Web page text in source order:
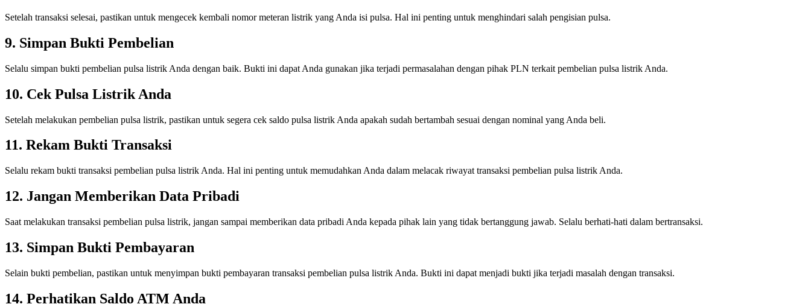
Setelah transaksi selesai, pastikan untuk mengecek kembali nomor meteran listrik yang Anda isi pulsa. Hal ini penting untuk menghindari salah pengisian pulsa.
9. Simpan Bukti Pembelian
Selalu simpan bukti pembelian pulsa listrik Anda dengan baik. Bukti ini dapat Anda gunakan jika terjadi permasalahan dengan pihak PLN terkait pembelian pulsa listrik Anda.
10. Cek Pulsa Listrik Anda
Setelah melakukan pembelian pulsa listrik, pastikan untuk segera cek saldo pulsa listrik Anda apakah sudah bertambah sesuai dengan nominal yang Anda beli.
11. Rekam Bukti Transaksi
Selalu rekam bukti transaksi pembelian pulsa listrik Anda. Hal ini penting untuk memudahkan Anda dalam melacak riwayat transaksi pembelian pulsa listrik Anda.
12. Jangan Memberikan Data Pribadi
Saat melakukan transaksi pembelian pulsa listrik, jangan sampai memberikan data pribadi Anda kepada pihak lain yang tidak bertanggung jawab. Selalu berhati-hati dalam bertransaksi.
13. Simpan Bukti Pembayaran
Selain bukti pembelian, pastikan untuk menyimpan bukti pembayaran transaksi pembelian pulsa listrik Anda. Bukti ini dapat menjadi bukti jika terjadi masalah dengan transaksi.
14. Perhatikan Saldo ATM Anda